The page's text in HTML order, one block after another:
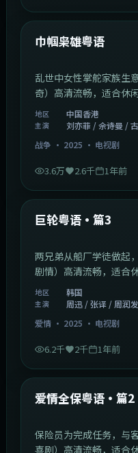
最新
巾帼枭雄粤语
乱世中女性掌舵家族生
奇）高清流畅，适合休闲
地区 中国香港
主演
刘亦菲 / 佘诗曼 /
战争 · 2025 · 电视剧
3.6万 2.6千 1年前
最新
巨轮粤语·篇3
两兄弟从船厂学徒做起
剧情）高清流畅，适合
地区 韩国
主演
周迅 / 张译 / 周润
爱情· 2025 · 电视剧
6.2千 2千 1年前
最新
爱情全保粤语·篇2
保险员为完成任务，与
喜剧）高清流畅，适合